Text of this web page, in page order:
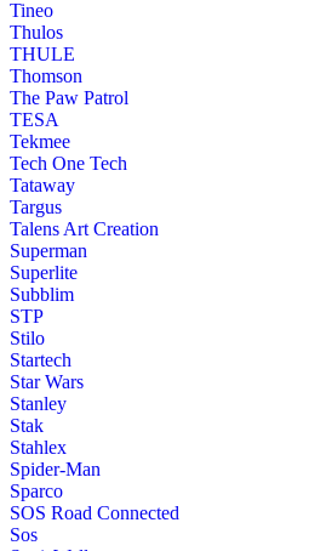
Tineo
Thulos
THULE
Thomson
The Paw Patrol
TESA
Tekmee
Tech One Tech
Tataway
Targus
Talens Art Creation
Superman
Superlite
Subblim
STP
Stilo
Startech
Star Wars
Stanley
Stak
Stahlex
Spider-Man
Sparco
SOS Road Connected
Sos